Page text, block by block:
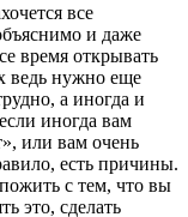
все
и даже
время открывать
ведь нужно еще
а иногда и
иногда вам
или вам очень
есть причины.
с тем, что вы
это, сделать